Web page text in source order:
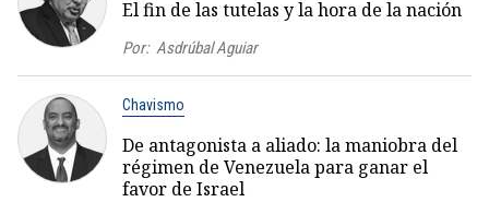
El fin de las tutelas y la hora de la nación
Por: Asdrúbal Aguiar
Chavismo
De antagonista a aliado: la maniobra del
régimen de Venezuela para ganar el
favor de Israel